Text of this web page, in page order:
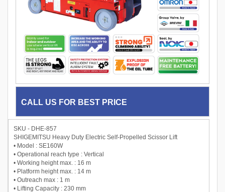
CALL US FOR BEST PRICE
SKU - DHE-857
SHIGEMITSU Heavy Duty Electric Self-Propelled Scissor Lift
• Model : SE160W
• Operational reach type : Vertical
• Working height max. : 16 m
• Platform height max. : 14 m
• Outreach max : 1 m
• Lifting Capacity : 230 mm